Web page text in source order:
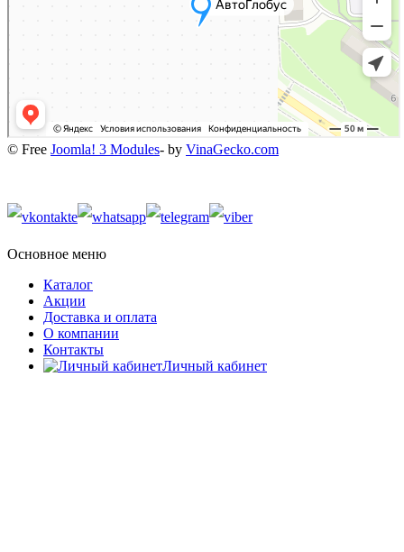
© Free Joomla! 3 Modules- by VinaGecko.com
Основное меню
Каталог
Акции
Доставка и оплата
О компании
Контакты
Личный кабинет